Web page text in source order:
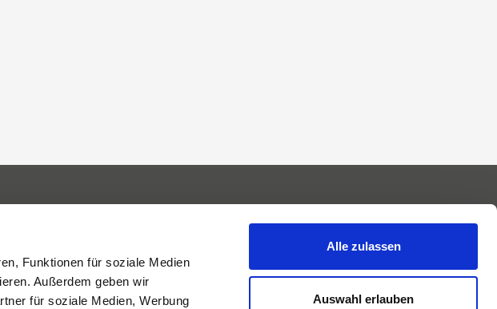
Funktionen für soziale Medien
Außerdem geben wir
für soziale Medien, Werbung
Alle zulassen
Auswahl erlauben